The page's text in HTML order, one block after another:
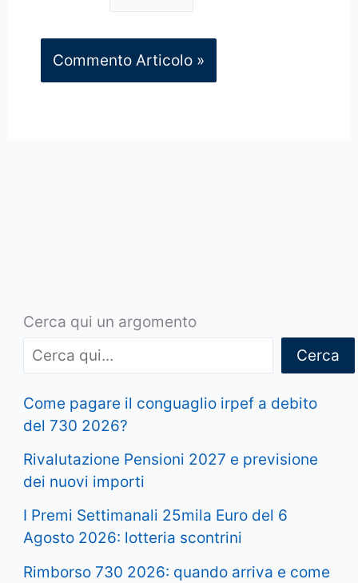
Cerca qui un argomento
Cerca
Come pagare il conguaglio irpef a debito
del 730 2026?
Rivalutazione Pensioni 2027 e previsione
dei nuovi importi
I Premi Settimanali 25mila Euro del 6
Agosto 2026: lotteria scontrini
Rimborso 730 2026: quando arriva e come